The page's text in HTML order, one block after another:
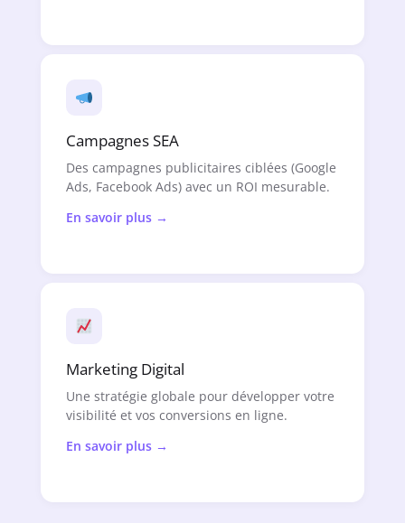
Campagnes SEA
Des campagnes publicitaires ciblées (Google
Ads, Facebook Ads) avec un ROI mesurable.
En savoir plus →
Marketing Digital
Une stratégie globale pour développer votre
visibilité et vos conversions en ligne.
En savoir plus →